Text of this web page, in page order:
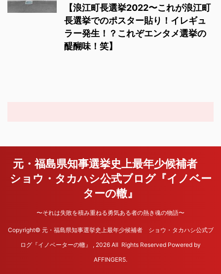
【浪江町長選挙2022〜これが浪江町
長選挙でのポスター貼り！イレギュ
ラー発生！？これぞエンタメ選挙の
醍醐味！笑】
元・福島県知事選挙史上最年少候補者
ショウ・タカハシ公式ブログ『イノベー
ターの轍』
〜それは失敗を積み重ねる勇気ある者の熱き魂の物語〜
Copyright© 元・福島県知事選挙史上最年少候補者 ショウ・タカハシ公式ブ
ログ『イノベーターの轍』 , 2026 All Rights Reserved Powered by
AFFINGER5.